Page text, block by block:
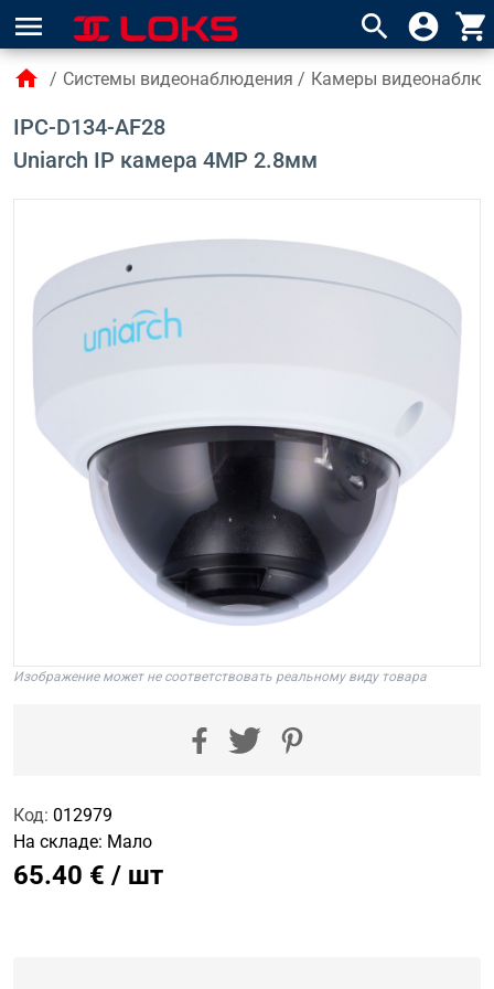
menu search account_circle shopping_cart
home / Системы видеонаблюдения / Камеры
IPC-D134-AF28
Uniarch IP камера 4MP 2.8мм
Изображение может не соответствовать реальному виду товара
Код: 012979
На складе: Мало
65.40 € / шт